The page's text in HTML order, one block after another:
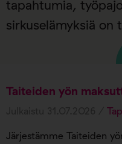
tapahtumia,
sirkuselämyksiä on
Taiteiden yön
Järjestämme Taiteiden